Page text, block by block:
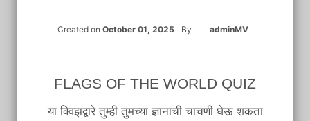
Created on October 01, 2025 By adminMV
FLAGS OF THE WORLD QUIZ
या क्विझद्वारे तुम्ही तुमच्या ज्ञानाची चाचणी घेऊ शकता